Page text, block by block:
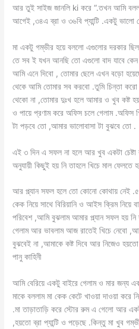
আর তুই সাইজ জানলি ki করে “.তখন আমি
আগেই ,৩৪এ ব্রা ও ৩৬বি প্যান্টি .একটু ভালো
মা একটু গম্ভীর হয়ে বললো এগুলোর দরকার
তে সব ই যখন আনছি তো এগুলো বাদ যাবে
আমি এনে দিবো , তোমার ছেলে এখন বড়ো
থেকে আমি তোমার সব করবো .তুমি চিন্তা করো
থেকো না ,তোমার দুঃখ হলে আমার ও খুব কষ্ট
ও পায়ে প্রণাম করে অফিস চলে গেলাম .অফিস
টা পড়বে তো ,আমার ভালোবাসা টা বুঝবে তো .
এই ৩ দিন এ সফল না হলে আর খুব একটা চেষ্টা
অনুযায়ী কিছুই হয় নি তাহলে খিচে মাল
আর প্ল্যান সফল হলে তো কোনো কোথায় নেই .৫
কেক নিয়ে সাথে বিরিয়ানি ও আইস ক্রিম নিয়ে
পরিবেশ ,আমি বুঝলাম আমার প্ল্যান সফল হয়
গেলাম আর ভাবলাম আজ রাতেই খিচে নেবো
বুঝবেই না ,আমাকে কষ্ট দিবে আর নিজেও
পানু কাহিনী
আমি বেরিয়ে একটু বাইরে গেলাম ও মার জন্য
মাকে বললাম মা কেক কেটে খাওয়া দাওয়া
.মা তাড়াতাড়ি করে স্টোর রুম এ গেলো আর
,হয়তো ব্রা প্যান্টি ও পড়েছে .কিন্তু মা খুব